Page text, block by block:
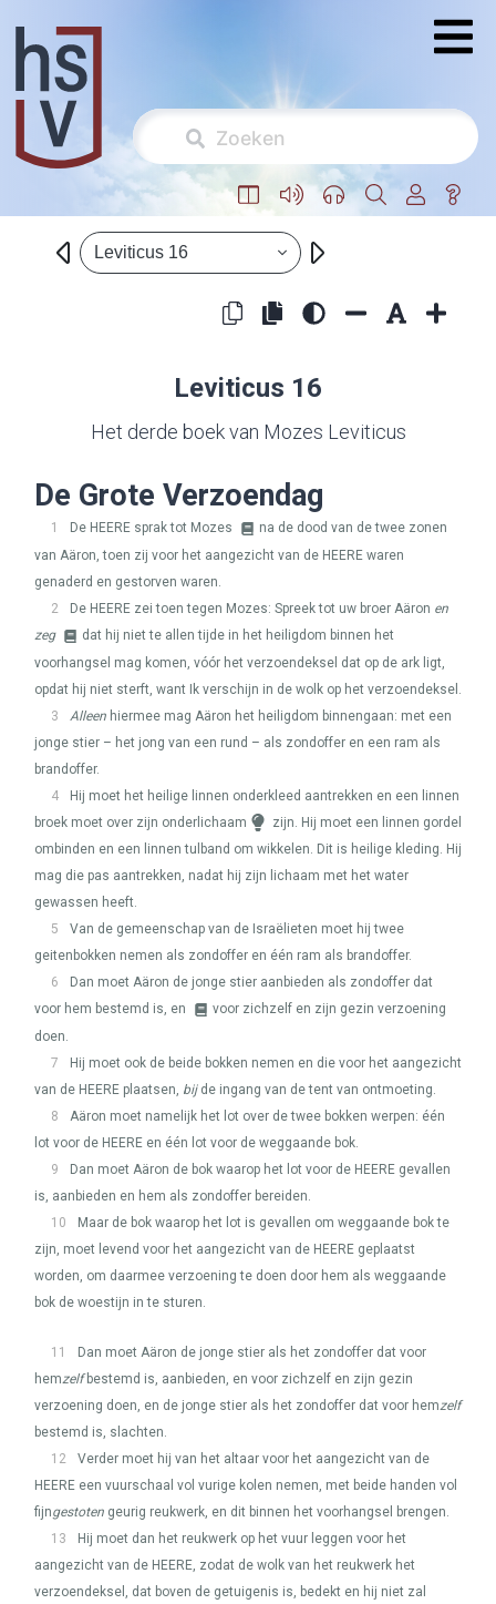
Leviticus 16
Leviticus 16
Het derde boek van Mozes Leviticus
De Grote Verzoendag
1 De HEERE sprak tot Mozes
na de dood van de twee zonen
van Aäron, toen zij voor het aangezicht van de HEERE waren
genaderd en gestorven waren.
2
De HEERE zei toen tegen Mozes: Spreek tot uw broer Aäron en
zeg
dat hij niet te allen tijde in het heiligdom binnen het
voorhangsel mag komen, vóór het verzoendeksel dat op de ark ligt,
opdat hij niet sterft, want Ik verschijn in de wolk op het verzoendeksel.
3
Alleen hiermee mag Aäron het heiligdom binnengaan: met een
jonge stier – het jong van een rund – als zondoffer en een ram als
brandoffer.
4
Hij moet het heilige linnen onderkleed aantrekken en een linnen
broek moet over zijn onderlichaam
zijn. Hij moet een linnen gordel
ombinden en een linnen tulband om wikkelen. Dit is heilige kleding. Hij
mag die pas aantrekken, nadat hij zijn lichaam met het water
gewassen heeft.
5
Van de gemeenschap van de Israëlieten moet hij twee
geitenbokken nemen als zondoffer en één ram als brandoffer.
6
Dan moet Aäron de jonge stier aanbieden als zondoffer dat
voor hem bestemd is, en
voor zichzelf en zijn gezin verzoening
doen.
7
Hij moet ook de beide bokken nemen en die voor het aangezicht
van de HEERE plaatsen, bijde ingang van de tent van ontmoeting.
8
Aäron moet namelijk het lot over de twee bokken werpen: één
lot voor de HEERE en één lot voor de weggaande bok.
9
Dan moet Aäron de bok waarop het lot voor de HEERE gevallen
is, aanbieden en hem als zondoffer bereiden.
10
Maar de bok waarop het lot is gevallen om weggaande bok te
zijn, moet levend voor het aangezicht van de HEERE geplaatst
worden, om daarmee verzoening te doen door hem als weggaande
bok de woestijn in te sturen.
11
Dan moet Aäron de jonge stier als het zondoffer dat voor
hemzelfbestemd is, aanbieden, en voor zichzelf en zijn gezin
verzoening doen, en de jonge stier als het zondoffer dat voor hemzelf
bestemd is, slachten.
12
Verder moet hij van het altaar voor het aangezicht van de
HEERE een vuurschaal vol vurige kolen nemen, met beide handen vol
fijngestoten geurig reukwerk, en dit binnen het voorhangsel brengen.
13
Hij moet dan het reukwerk op het vuur leggen voor het
aangezicht van de HEERE, zodat de wolk van het reukwerk het
verzoendeksel, dat boven de getuigenis is, bedekt en hij niet zal